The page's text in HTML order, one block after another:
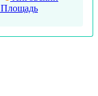
Площадь